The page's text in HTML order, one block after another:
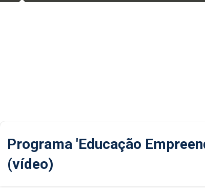
Programa 'Educação
(vídeo)